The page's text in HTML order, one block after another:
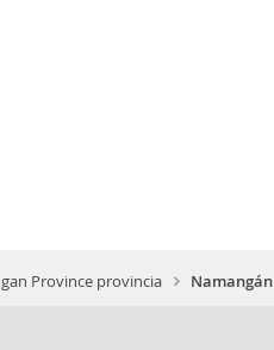
Province provincia Namangán